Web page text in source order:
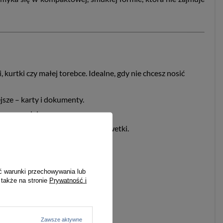
czy małej torebce. Idealne, gdy nie chcesz nosić
– karty i dokumenty.
miejscu.
estetyczny wygląd sylwetki.
warunki przechowywania lub
na stronie Prywatność i
Zawsze aktywne